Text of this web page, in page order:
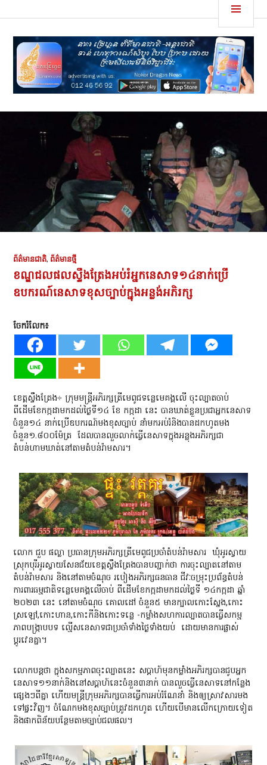
to នគរដ្រេហ្គន
ព័ត៌មានជាតិ, ព័ត៌មានថ្មី
ខណ្ឌជលផលស្ទឹងត្រែងអប់រំអ្នកនេសាទ១៤នាក់ប្រើ
ឧបករណ៍នេសាទខុសច្បាប់ក្នុងអន្លង់អភិរក្ស
ចែករំលែក៖
ខេត្តស្ទឹងត្រែង÷ ក្រុមមន្ត្រីអភិរក្សត្រីមេពូជទន្លេមេគង្គលើ ចុះល្បាតចាប់
ពីដើមខែកក្កដាមកដល់ថ្ងៃទី១៤ ខែ កក្កដា នេះ បានឃាត់ខ្លួនប្រជាអ្នកនេសាទ
ចំនួន១៤ នាក់ប្រើឧបករណ៍មងខុសច្បាប់ នាំមកអប់រំនិងបានដកហូតមង
ចំនួន១.៨០០ម៉ែត្រ ដែលបានលួចលាក់ធ្វើនេសាទក្នុងអន្លុងអភិរក្សជា
តំបន់ហាមឃាត់នៅតាមតំបន់រ៉ាមសារ។
លោក ជួប ផល្លា ប្រធានក្រុមអភិរក្សត្រីមេពូជប្រចាំតំបន់រ៉ាមសារ ឃុំអូរស្វាយ
ស្រុកបុរីអូរស្វាយសែនជ័យខេត្តស្ទឹងត្រែងបានបញ្ជាក់ថា ការចុះល្បាតនៅតាម
តំបន់រ៉ាមសារ និងនៅតាមចំណុច របៀងអភិរក្សធនធាន ជីវៈចម្រុះប្រព័ន្ធតំបន់
ការពារធម្មជាតិទន្លេមេគង្គលើចាប់ ពីដើមខែកក្កដាមកដល់ថ្ងៃទី ១៤កក្កដា ឆ្នាំ
២០២៣ នេះ នៅតាមចំណុច គោលដៅ ចំនួន៥ មានក្បាលកោះស្នែង,កោះ
ស្រឡៅ,កោះហាន,កោះកីនិងកោះទន្លេ -កម្លាំងសហការល្បាតបានធ្វើសកម្ម
ភាពបង្ក្រាបបទ ល្មើសនេសាទជាប្រចាំទាំងថ្ងៃទាំងយប់ ដោយមានការផ្លាស់
ប្តូរវេនគ្នា។
លោកបន្តថា ក្នុងសកម្មភាពចុះល្បាតនេះ សប្តាហ៍មុនកម្លាំងអភិរក្សបានជូបអ្នក
នេសាទ១១នាក់និងនៅសប្តាហ៍នេះចំនួន៣នាក់ បានលួចធ្វើនេសាទនៅកន្លែង
ផ្សេងៗពីគ្នា ហើយមន្ត្រីក្រុមអភិរក្សបានធ្វើការអប់រំណែនាំ និងឲ្យស្រាវសារមង
ទៅផ្ទះវិញ។ ចំណែកមងខុសច្បាប់ត្រូវដកហូត ហើយបើមានលើកក្រោយទៀត
និងផាកពិន័យបន្ថែមតាមច្បាប់ជលផល។